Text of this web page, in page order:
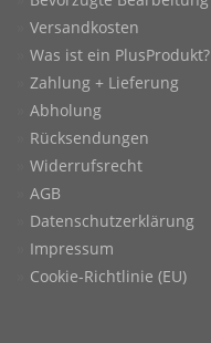
Versandkosten
Was ist ein PlusProdukt?
Zahlung + Lieferung
Abholung
Rücksendungen
Widerrufsrecht
AGB
Datenschutzerklärung
Impressum
Cookie-Richtlinie (EU)